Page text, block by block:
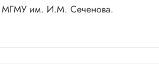
МГМУ им. И.М. Сеченова.